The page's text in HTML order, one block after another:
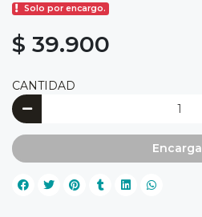
Solo por encargo.
$ 39.900
CANTIDAD